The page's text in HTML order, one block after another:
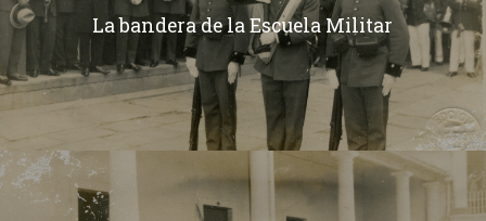
La bandera de la Escuela Militar